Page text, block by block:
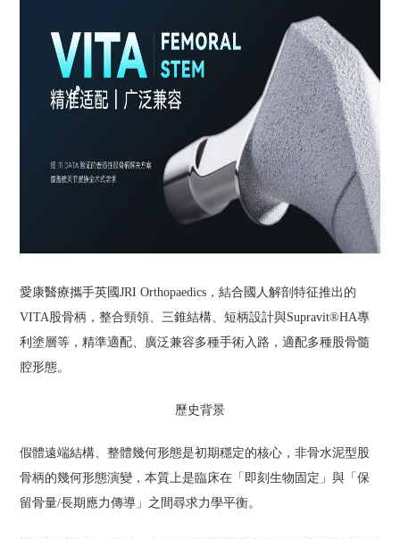
愛康醫療攜手英國JRI Orthopaedics，結合國人解剖特征推出的
VITA股骨柄，整合頸領、三錐結構、短柄設計與Supravit®HA專
利塗層等，精準適配、廣泛兼容多種手術入路，適配多種股骨髓
腔形態。
歷史背景
假體遠端結構、整體幾何形態是初期穩定的核心，非骨水泥型股
骨柄的幾何形態演變，本質上是臨床在「即刻生物固定」與「保
留骨量/長期應力傳導」之間尋求力學平衡。